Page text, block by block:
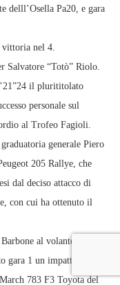
delll’Osella Pa20, e gara
vittoria nel 4.
Salvatore “Totò” Riolo.
il plurititolato
personale sul
al Trofeo Fagioli.
generale Piero
205 Rallye, che
dal deciso attacco di
con cui ha ottenuto il
al volante della
gara 1 un impatto contro
783 F3 Toyota del